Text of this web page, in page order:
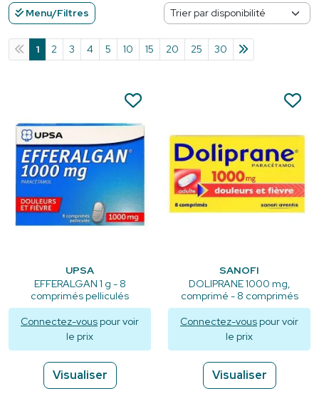
Menu/Filtres
1 2 3 4 5 10 15 20 25 30
UPSA
EFFERALGAN 1 g - 8
comprimés pelliculés
Connectez-vous pour voir
le prix
Visualiser
SANOFI
DOLIPRANE 1000 mg,
comprimé - 8 comprimés
Connectez-vous pour voir
le prix
Visualiser